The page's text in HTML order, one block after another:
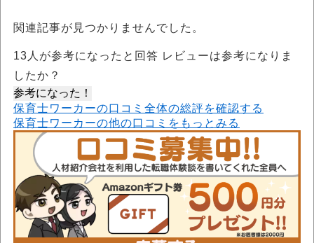
関連記事が見つかりませんでした。
13 人が参考になったと回答 レビューは参考になりま
したか？
参考になった！
保育士ワーカーの口コミ全体の総評を確認する
保育士ワーカーの他の口コミをもっとみる